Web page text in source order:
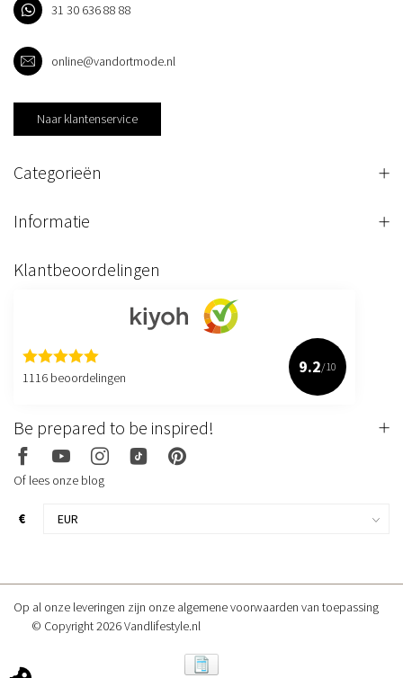
31 30 636 88 88
online@vandortmode.nl
Naar klantenservice
Categorieën
Informatie
Klantbeoordelingen
1116 beoordelingen
9.2/10
Be prepared to be inspired!
Of lees onze blog
€
Op al onze leveringen zijn onze algemene voorwaarden van toepassing
© Copyright 2026 Vandlifestyle.nl